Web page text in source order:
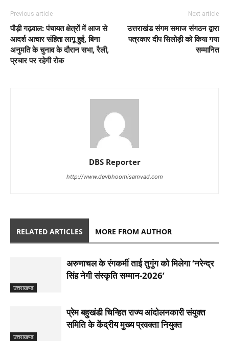
Previous article
पौड़ी गढ़वाल: पंचायत क्षेत्रों में आज से
आदर्श आचार संहिता लागू हुई, बिना
अनुमति के चुनाव के दौरान सभा, रैली,
प्रचार पर रहेगी रोक
Next article
उत्तराखंड संगम समाज संगठन द्वारा
पत्रकार दीप सिलोड़ी को किया गया
सम्मानित
DBS Reporter
http://www.devbhoomisamvad.com
RELATED ARTICLES MORE FROM AUTHOR
उत्तराखण्ड
अरुणाचल के रंगकर्मी ताई तुगुंग को मिलेगा ‘नरेन्द्र
सिंह नेगी संस्कृति सम्मान-2026’
उत्तराखण्ड
प्रेम बहुखंडी चिन्हित राज्य आंदोलनकारी संयुक्त
समिति के केंद्रीय मुख्य प्रवक्ता नियुक्त